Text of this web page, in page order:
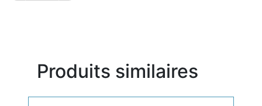
Produits similaires